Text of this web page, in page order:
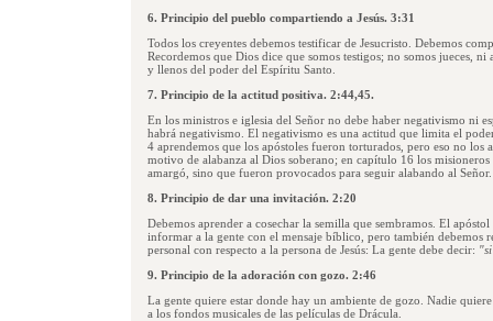
6. Principio del pueblo compartiendo a Jesús. 3:31
Todos los creyentes debemos testificar de Jesucristo. Debemos
Recordemos que Dios dice que somos testigos; no somos jueces, ni
y llenos del poder del Espíritu Santo.
7. Principio de la actitud positiva. 2:44,45.
En los ministros e iglesia del Señor no debe haber negativismo ni
habrá negativismo. El negativismo es una actitud que limita el
4 aprendemos que los apóstoles fueron torturados, pero eso no los
motivo de alabanza al Dios soberano; en capítulo 16 los
amargó, sino que fueron provocados para seguir alabando al Señor.
8. Principio de dar una invitación. 2:20
Debemos aprender a cosechar la semilla que sembramos. El
informar a la gente con el mensaje bíblico, pero también debemos
personal con respecto a la persona de Jesús: La gente debe decir:
9. Principio de la adoración con gozo. 2:46
La gente quiere estar donde hay un ambiente de gozo. Nadie
a los fondos musicales de las películas de Drácula.